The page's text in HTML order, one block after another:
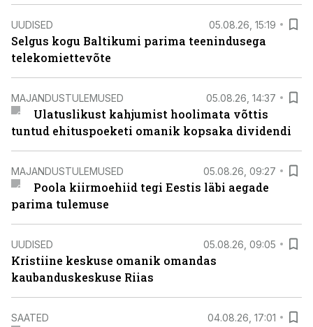
UUDISED 05.08.26, 15:19
Selgus kogu Baltikumi parima teenindusega
telekomiettevõte
MAJANDUSTULEMUSED 05.08.26, 14:37
Ulatuslikust kahjumist hoolimata võttis
tuntud ehituspoeketi omanik kopsaka dividendi
MAJANDUSTULEMUSED 05.08.26, 09:27
Poola kiirmoehiid tegi Eestis läbi aegade
parima tulemuse
UUDISED 05.08.26, 09:05
Kristiine keskuse omanik omandas
kaubanduskeskuse Riias
SAATED 04.08.26, 17:01